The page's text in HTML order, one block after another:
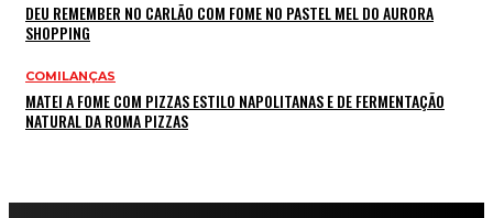
DEU REMEMBER NO CARLÃO COM FOME NO PASTEL MEL DO AURORA
SHOPPING
COMILANÇAS
MATEI A FOME COM PIZZAS ESTILO NAPOLITANAS E DE FERMENTAÇÃO
NATURAL DA ROMA PIZZAS